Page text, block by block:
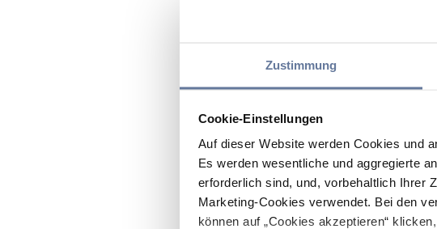
Zustimmung
Cookie-Einstellungen
Auf dieser Website werden Cookies und
Es werden wesentliche und aggregierte
erforderlich sind, und, vorbehaltlich Ihrer
Marketing-Cookies verwendet. Bei den
können auf „Cookies akzeptieren“